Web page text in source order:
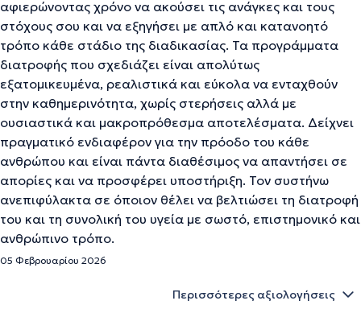
αφιερώνοντας χρόνο να ακούσει τις ανάγκες και τους
στόχους σου και να εξηγήσει με απλό και κατανοητό
τρόπο κάθε στάδιο της διαδικασίας. Τα προγράμματα
διατροφής που σχεδιάζει είναι απολύτως
εξατομικευμένα, ρεαλιστικά και εύκολα να ενταχθούν
στην καθημερινότητα, χωρίς στερήσεις αλλά με
ουσιαστικά και μακροπρόθεσμα αποτελέσματα. Δείχνει
πραγματικό ενδιαφέρον για την πρόοδο του κάθε
ανθρώπου και είναι πάντα διαθέσιμος να απαντήσει σε
απορίες και να προσφέρει υποστήριξη. Τον συστήνω
ανεπιφύλακτα σε όποιον θέλει να βελτιώσει τη διατροφή
του και τη συνολική του υγεία με σωστό, επιστημονικό και
ανθρώπινο τρόπο.
05 Φεβρουαρίου 2026
Περισσότερες αξιολογήσεις